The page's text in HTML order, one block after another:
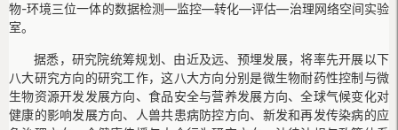
物-环境三位一体的数据检测—监控—转化—评估—治理网络空间实验
室。
据悉，研究院统筹规划、由近及远、预埋发展，将率先开展以下
八大研究方向的研究工作，这八大方向分别是微生物耐药性控制与微
生物资源开发发展方向、食品安全与营养发展方向、全球气候变化对
健康的影响发展方向、人兽共患病防控方向、新发和再发传染病的应